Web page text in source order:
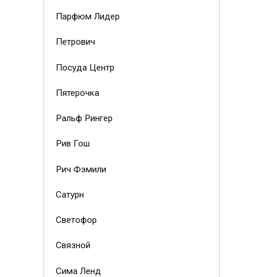
Парфюм Лидер
Петрович
Посуда Центр
Пятерочка
Ральф Рингер
Рив Гош
Рич Фэмили
Сатурн
Светофор
Связной
Сима Ленд